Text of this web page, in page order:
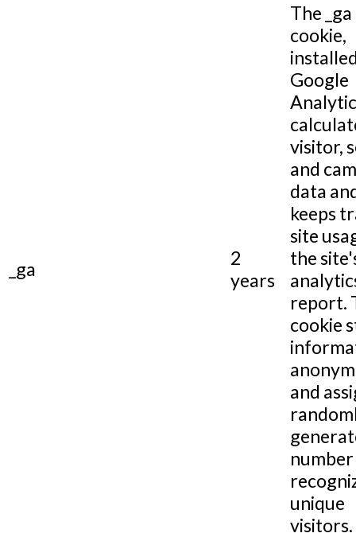
_ga
2
years
The _ga
cookie,
Google
visitor,
and
data
keeps
site
the
report.
cookie
and
unique
visitors.